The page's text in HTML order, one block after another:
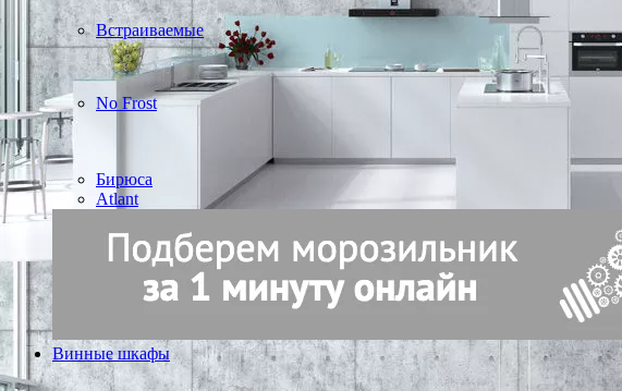
Встраиваемые
No Frost
Бирюса
Atlant
Винные шкафы